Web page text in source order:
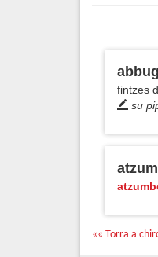
fintzes
su
«« Torra a